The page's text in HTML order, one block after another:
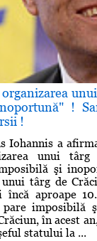
!
!
Iohannis a
unui
şi
unui târg de
încă aproape
imposibilă
în acest
statului la ...